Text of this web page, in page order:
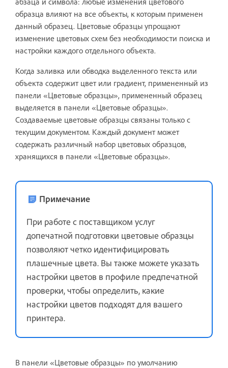
образца влияют на все объекты, к которым применен
данный образец. Цветовые образцы упрощают
изменение цветовых схем без необходимости поиска и
настройки каждого отдельного объекта.
Когда заливка или обводка выделенного текста или
объекта содержит цвет или градиент, примененный из
панели «Цветовые образцы», примененный образец
выделяется в панели «Цветовые образцы».
Создаваемые цветовые образцы связаны только с
текущим документом. Каждый документ может
содержать различный набор цветовых образцов,
хранящихся в панели «Цветовые образцы».
Примечание
При работе с поставщиком услуг
допечатной подготовки цветовые образцы
позволяют четко идентифицировать
плашечные цвета. Вы также можете указать
настройки цветов в профиле предпечатной
проверки, чтобы определить, какие
настройки цветов подходят для вашего
принтера.
В панели «Цветовые образцы» по умолчанию